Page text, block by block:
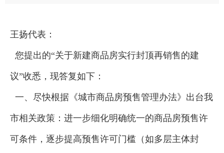
王扬代表：
您提出的“关于新建商品房实行封顶再销售的建
议”收悉，现答复如下：
一、尽快根据《城市商品房预售管理办法》出台我
市相关政策：进一步细化明确统一的商品房预售许
可条件，逐步提高预售许可门槛（如多层主体封